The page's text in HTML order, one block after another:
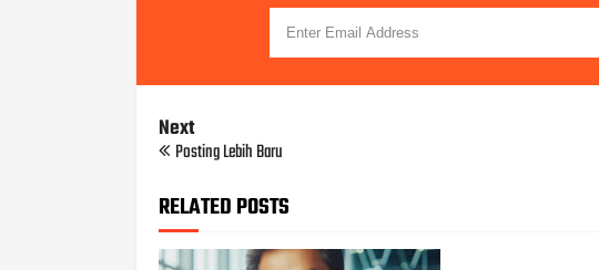
Next
Posting Lebih Baru
RELATED POSTS